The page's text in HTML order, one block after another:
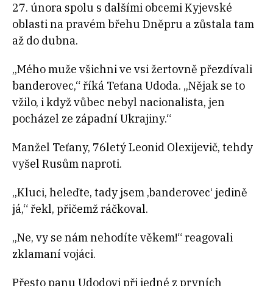
27. února spolu s dalšími obcemi Kyjevské
oblasti na pravém břehu Dněpru a zůstala tam
až do dubna.
„Mého muže všichni ve vsi žertovně přezdívali
banderovec,“ říká Teťana Udoda. „Nějak se to
vžilo, i když vůbec nebyl nacionalista, jen
pocházel ze západní Ukrajiny.“
Manžel Teťany, 76letý Leonid Olexijevič, tehdy
vyšel Rusům naproti.
„Kluci, heleďte, tady jsem ‚banderovec‘ jedině
já,“ řekl, přičemž ráčkoval.
„Ne, vy se nám nehodíte věkem!“ reagovali
zklamaní vojáci.
Přesto panu Udodovi při jedné z prvních